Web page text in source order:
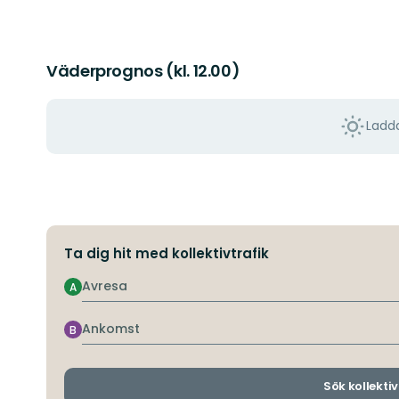
Väderprognos (kl. 12.00)
Ta dig hit med kollektivtrafik
Avresa
A
Ankomst
B
Sök